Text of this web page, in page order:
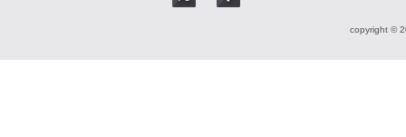
copyright ©